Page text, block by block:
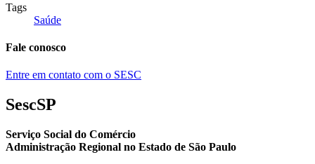
Tags
Saúde
Fale conosco
Entre em contato com o SESC
SescSP
Serviço Social do Comércio
Administração Regional no Estado de São Paulo